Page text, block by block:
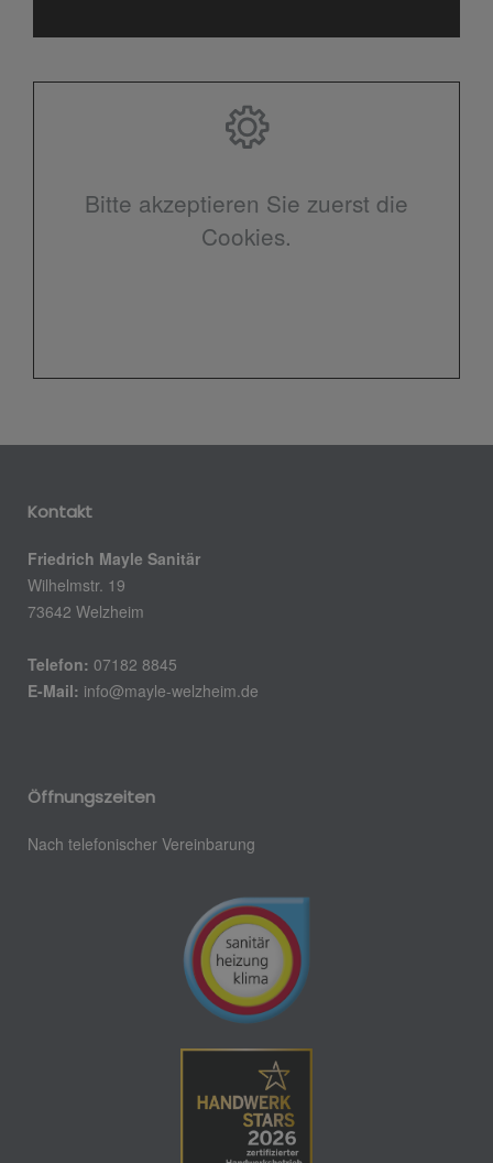
Bitte akzeptieren Sie zuerst die
Cookies.
Kontakt
Friedrich Mayle Sanitär
Wilhelmstr. 19
73642 Welzheim
Telefon: 07182 8845
E-Mail: info@mayle-welzheim.de
Öffnungszeiten
Nach telefonischer Vereinbarung